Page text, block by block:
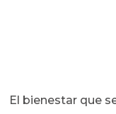
El bienestar que